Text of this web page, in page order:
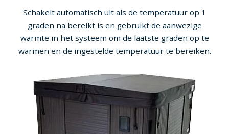
Schakelt automatisch uit als de temperatuur op 1
graden na bereikt is en gebruikt de aanwezige
warmte in het systeem om de laatste graden op te
warmen en de ingestelde temperatuur te bereiken.